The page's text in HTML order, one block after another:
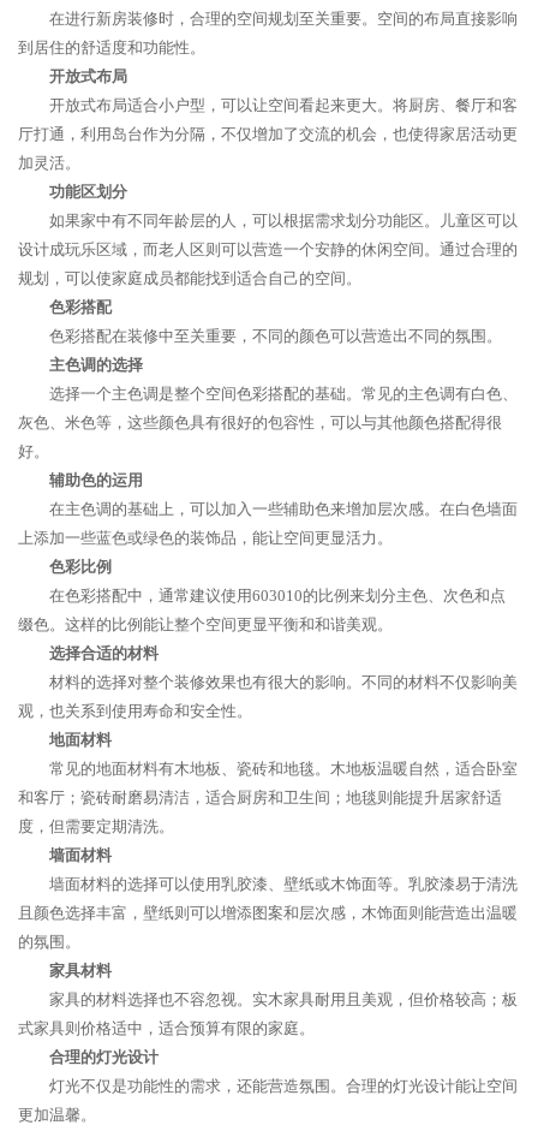
在进行新房装修时，合理的空间规划至关重要。空间的布局直接影响
到居住的舒适度和功能性。
开放式布局
开放式布局适合小户型，可以让空间看起来更大。将厨房、餐厅和客
厅打通，利用岛台作为分隔，不仅增加了交流的机会，也使得家居活动更
加灵活。
功能区划分
如果家中有不同年龄层的人，可以根据需求划分功能区。儿童区可以
设计成玩乐区域，而老人区则可以营造一个安静的休闲空间。通过合理的
规划，可以使家庭成员都能找到适合自己的空间。
色彩搭配
色彩搭配在装修中至关重要，不同的颜色可以营造出不同的氛围。
主色调的选择
选择一个主色调是整个空间色彩搭配的基础。常见的主色调有白色、
灰色、米色等，这些颜色具有很好的包容性，可以与其他颜色搭配得很
好。
辅助色的运用
在主色调的基础上，可以加入一些辅助色来增加层次感。在白色墙面
上添加一些蓝色或绿色的装饰品，能让空间更显活力。
色彩比例
在色彩搭配中，通常建议使用603010的比例来划分主色、次色和点
缀色。这样的比例能让整个空间更显平衡和和谐美观。
选择合适的材料
材料的选择对整个装修效果也有很大的影响。不同的材料不仅影响美
观，也关系到使用寿命和安全性。
地面材料
常见的地面材料有木地板、瓷砖和地毯。木地板温暖自然，适合卧室
和客厅；瓷砖耐磨易清洁，适合厨房和卫生间；地毯则能提升居家舒适
度，但需要定期清洗。
墙面材料
墙面材料的选择可以使用乳胶漆、壁纸或木饰面等。乳胶漆易于清洗
且颜色选择丰富，壁纸则可以增添图案和层次感，木饰面则能营造出温暖
的氛围。
家具材料
家具的材料选择也不容忽视。实木家具耐用且美观，但价格较高；板
式家具则价格适中，适合预算有限的家庭。
合理的灯光设计
灯光不仅是功能性的需求，还能营造氛围。合理的灯光设计能让空间
更加温馨。